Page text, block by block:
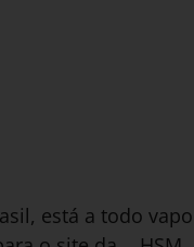
está a todo